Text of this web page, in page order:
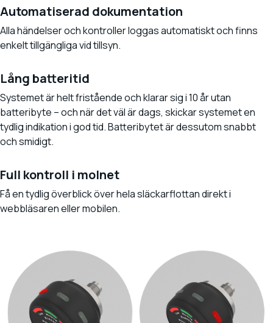
Automatiserad dokumentation
Alla händelser och kontroller loggas automatiskt och finns
enkelt tillgängliga vid tillsyn.
Lång batteritid
Systemet är helt fristående och klarar sig i 10 år utan
batteribyte – och när det väl är dags, skickar systemet en
tydlig indikation i god tid. Batteribytet är dessutom snabbt
och smidigt.
Full kontroll i molnet
Få en tydlig överblick över hela släckarflottan direkt i
webbläsaren eller mobilen.